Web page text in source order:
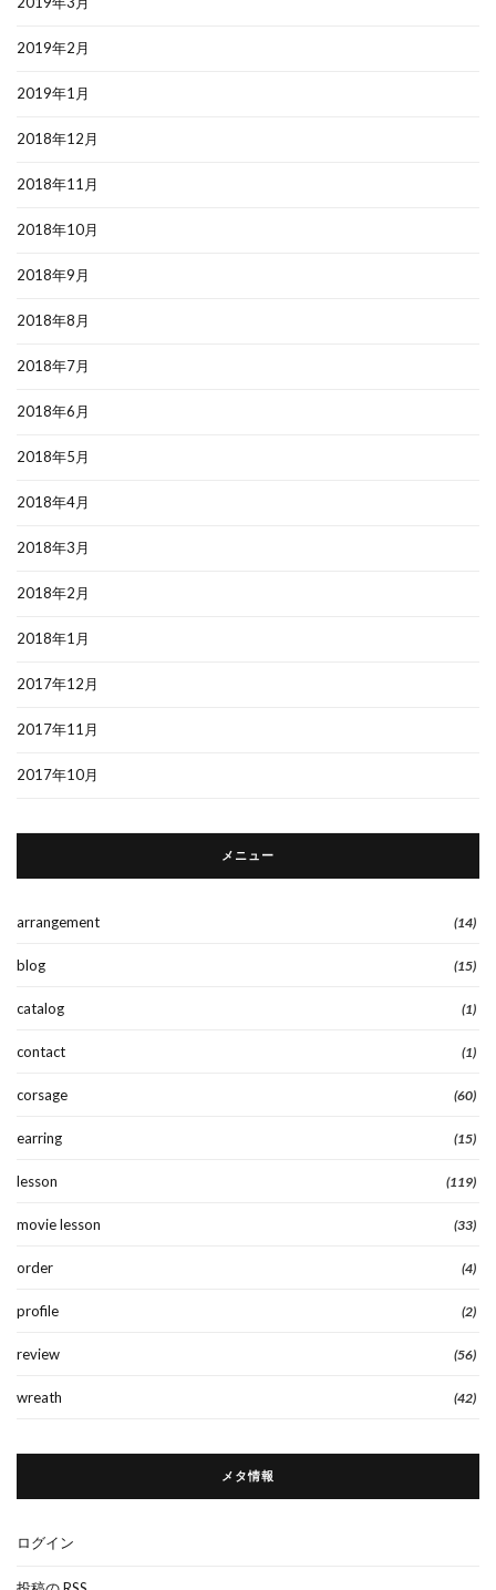
2019年2月
2019年1月
2018年12月
2018年11月
2018年10月
2018年9月
2018年8月
2018年7月
2018年6月
2018年5月
2018年4月
2018年3月
2018年2月
2018年1月
2017年12月
2017年11月
2017年10月
メニュー
arrangement (14)
blog (15)
catalog (1)
contact (1)
corsage (60)
earring (15)
lesson (119)
movie lesson (33)
order (4)
profile (2)
review (56)
wreath (42)
メタ情報
ログイン